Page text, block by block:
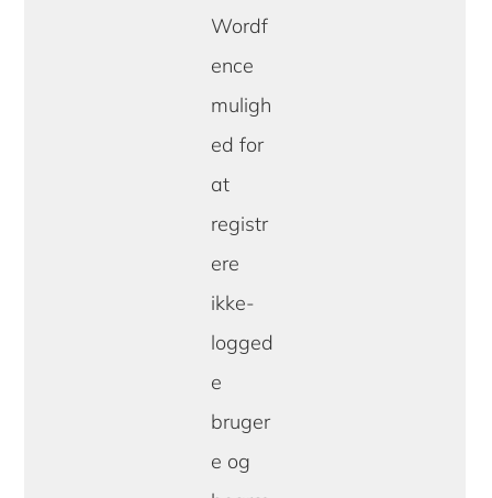
Wordf
ence
muligh
ed for
at
registr
ere
ikke-
logged
e
bruger
e og